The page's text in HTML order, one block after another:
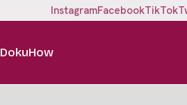
InstagramFacebookTikTok
DokuHow